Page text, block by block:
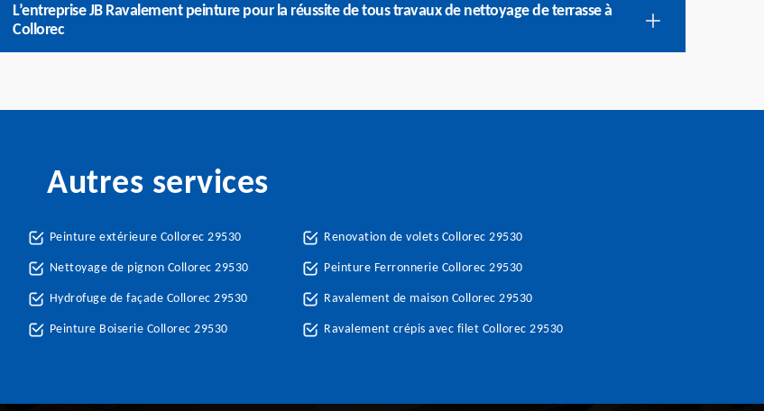
L’entreprise JB Ravalement peinture pour la réussite de tous travaux de nettoyage de terrasse à
Collorec
Autres services
Peinture extérieure Collorec 29530
Nettoyage de pignon Collorec 29530
Hydrofuge de façade Collorec 29530
Peinture Boiserie Collorec 29530
Renovation de volets Collorec 29530
Peinture Ferronnerie Collorec 29530
Ravalement de maison Collorec 29530
Ravalement crépis avec filet Collorec 29530